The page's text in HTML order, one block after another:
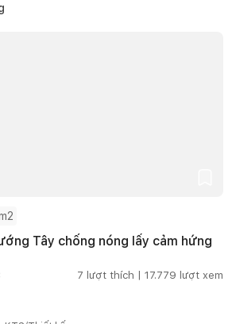
Tây chống nóng lấy cảm hứng
7 lượt thích | 17.779 lượt xem